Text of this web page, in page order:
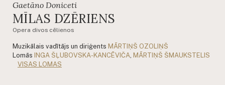
Gaetāno Doniceti
MĪLAS DZĒRIENS
Opera divos cēlienos
Muzikālais vadītājs un diriģents MĀRTIŅŠ OZOLIŅŠ
Lomās INGA ŠĻUBOVSKA-KANCĒVIČA MĀRTIŅŠ ŠMAUKSTELIS
VISAS LOMAS